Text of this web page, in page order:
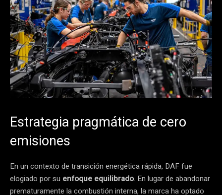
Estrategia pragmática de cero
emisiones
En un contexto de transición energética rápida, DAF fue
elogiado por su enfoque equilibrado. En lugar de abandonar
prematuramente la combustión interna, la marca ha optado